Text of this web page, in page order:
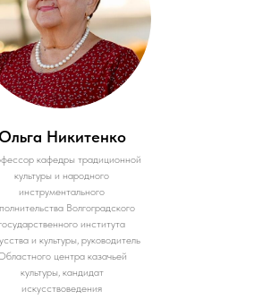
Ольга Никитенко
кафедры традиционной
культуры и народного
инструментального
Волгоградского
института
и культуры, руководитель
центра казачьей
культуры, кандидат
искусствоведения